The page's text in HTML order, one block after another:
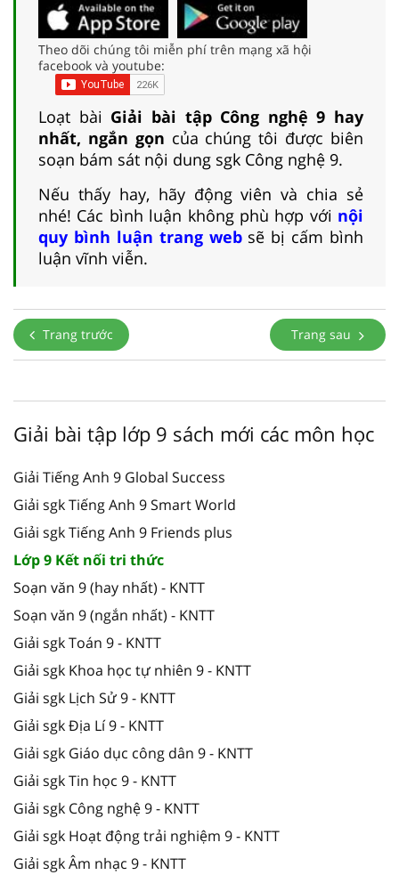
Theo dõi chúng tôi miễn phí trên mạng xã hội
facebook và youtube:
Loạt bài Giải bài tập Công nghệ 9 hay
nhất, ngắn gọn của chúng tôi được biên
soạn bám sát nội dung sgk Công nghệ 9.
Nếu thấy hay, hãy động viên và chia sẻ
nhé! Các bình luận không phù hợp với nội
quy bình luận trang websẽ bị cấm bình
luận vĩnh viễn.
Trang trước Trang sau
Giải bài tập lớp 9 sách mới các môn học
Giải Tiếng Anh 9 Global Success
Giải sgk Tiếng Anh 9 Smart World
Giải sgk Tiếng Anh 9 Friends plus
Lớp 9 Kết nối tri thức
Soạn văn 9 (hay nhất) - KNTT
Soạn văn 9 (ngắn nhất) - KNTT
Giải sgk Toán 9 - KNTT
Giải sgk Khoa học tự nhiên 9 - KNTT
Giải sgk Lịch Sử 9 - KNTT
Giải sgk Địa Lí 9 - KNTT
Giải sgk Giáo dục công dân 9 - KNTT
Giải sgk Tin học 9 - KNTT
Giải sgk Công nghệ 9 - KNTT
Giải sgk Hoạt động trải nghiệm 9 - KNTT
Giải sgk Âm nhạc 9 - KNTT